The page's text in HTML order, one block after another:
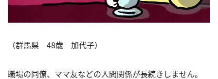
（群馬県 48歳 加代子）
職場の同僚、ママ友などの人間関係が長続きしません。